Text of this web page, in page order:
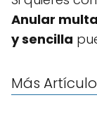
Anular
y sencilla
Más